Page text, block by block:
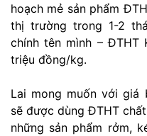
hoạch mẻ sản phẩm
thị trường trong 1-2
chính tên mình – ĐTHT
triệu đồng/kg.
Lai mong muốn với giá
sẽ được dùng ĐTHT
những sản phẩm rởm,